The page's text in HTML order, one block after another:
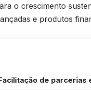
o crescimento
e produtos
de parcerias